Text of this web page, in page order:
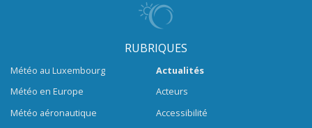
RUBRIQUES
Météo au Luxembourg
Météo en Europe
Météo aéronautique
Actualités
Acteurs
Accessibilité